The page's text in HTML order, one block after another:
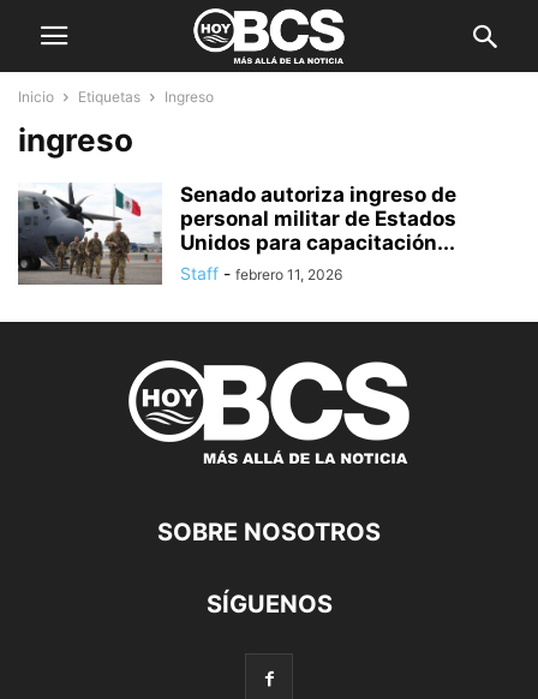
Inicio Etiquetas Ingreso
ingreso
Senado autoriza ingreso de
personal militar de Estados
Unidos para capacitación...
Staff - febrero 11, 2026
SOBRE NOSOTROS
SÍGUENOS